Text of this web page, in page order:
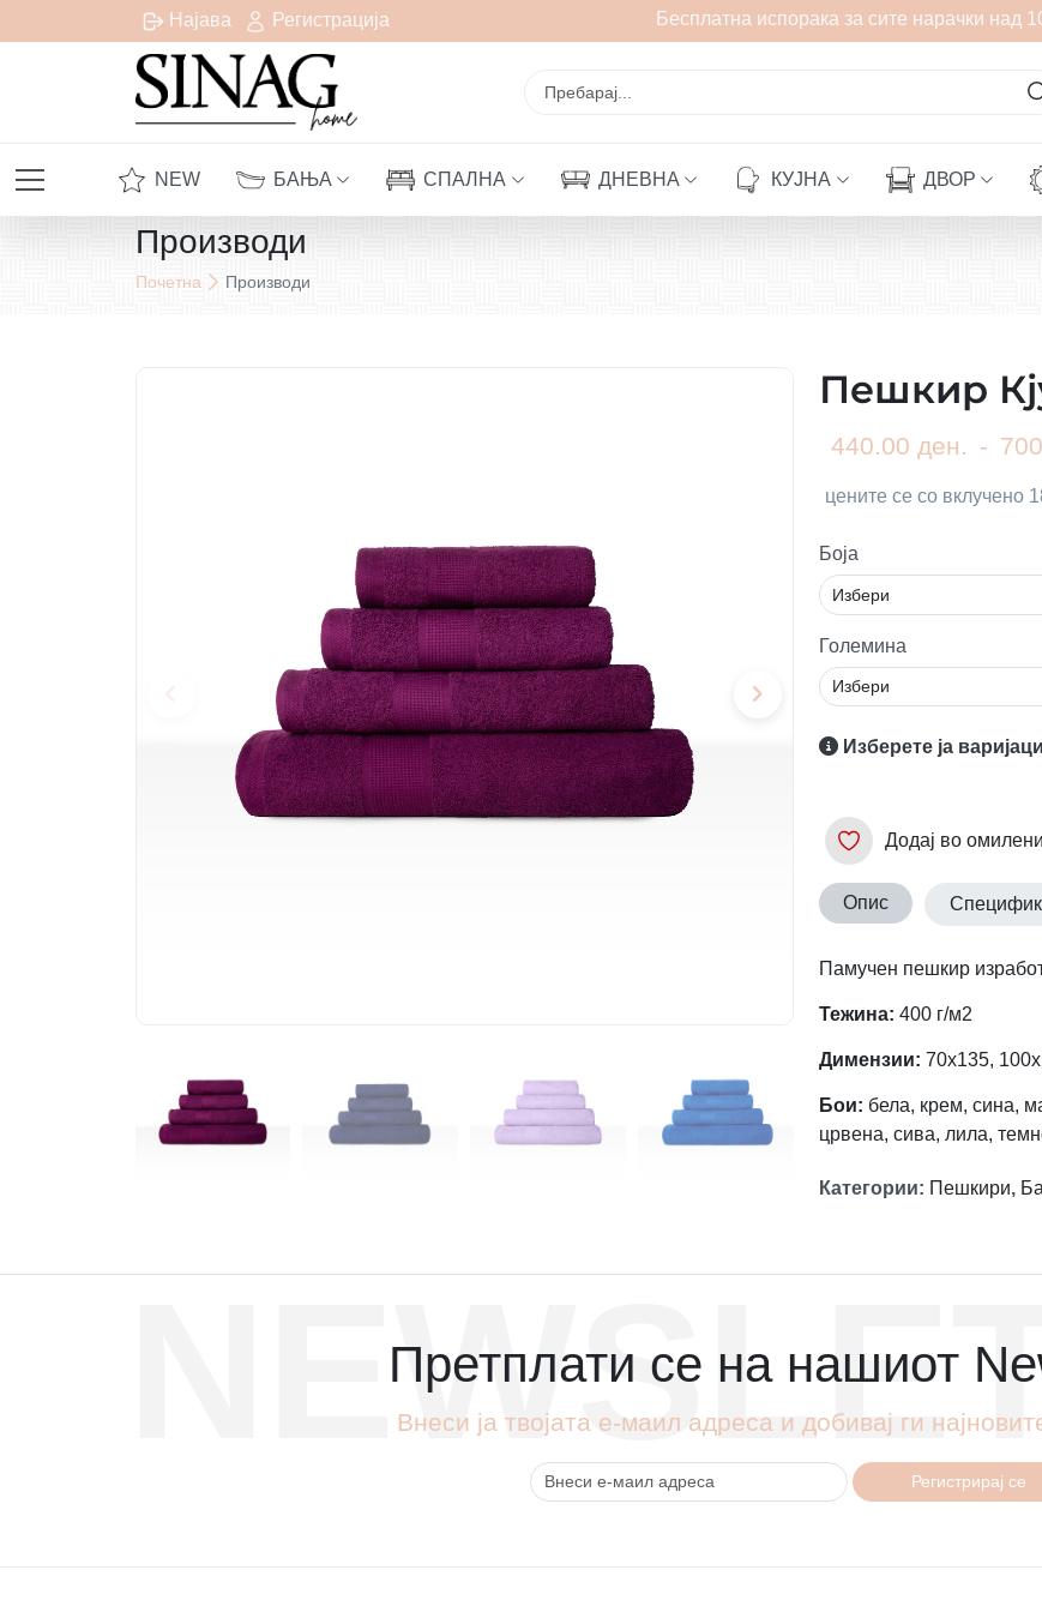
Најава Регистрација
испорака за сите нарачки над 1000 денари Бесплатна испорака за сите нарачки над
NEW БАЊА СПАЛНА ДНЕВНА КУЈНА ДВОР
Производи
Почетна Производи
Пешкир
440.00 ден. -
цените се со вклучено
Боја
Големина
Изберете ја
Додај во омилени
Опис
Памучен пешкир
Тежина: 400 г/м2
Димензии: 70х135,
Бои: бела, крем, сина,
црвена, сива, лила,
Категории: Пешкири,
Претплати се на нашиот
Внеси ја твојата е-маил адреса и добивај ги
Регистрирај се